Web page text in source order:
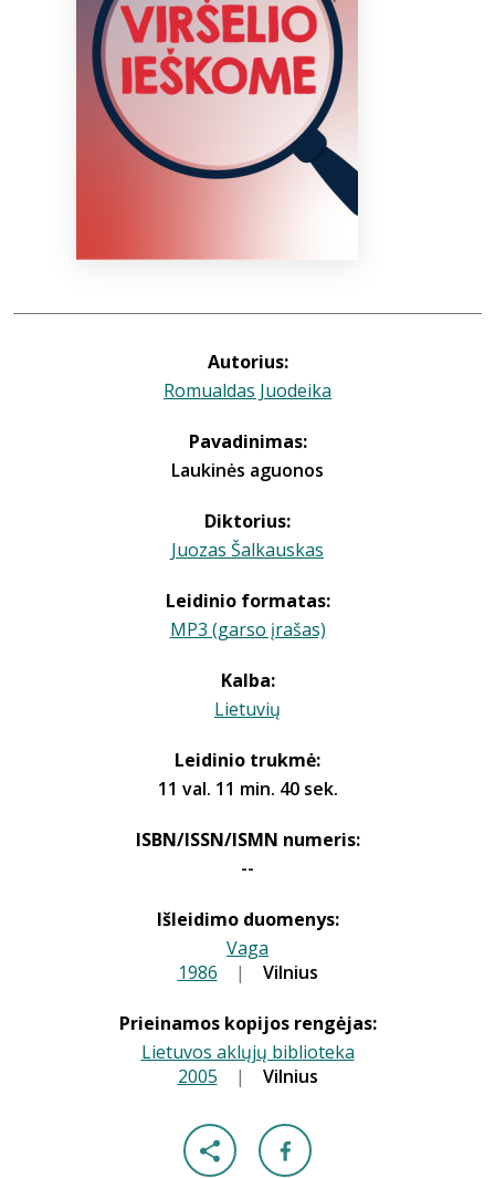
Autorius:
Romualdas Juodeika
Pavadinimas:
Laukinės aguonos
Diktorius:
Juozas Šalkauskas
Leidinio formatas:
MP3 (garso įrašas)
Kalba:
Lietuvių
Leidinio trukmė:
11 val. 11 min. 40 sek.
ISBN/ISSN/ISMN numeris:
--
Išleidimo duomenys:
Vaga
1986 | Vilnius
Prieinamos kopijos rengėjas:
Lietuvos aklųjų biblioteka
2005 | Vilnius